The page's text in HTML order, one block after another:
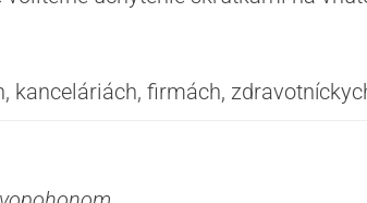
kanceláriách, firmách,